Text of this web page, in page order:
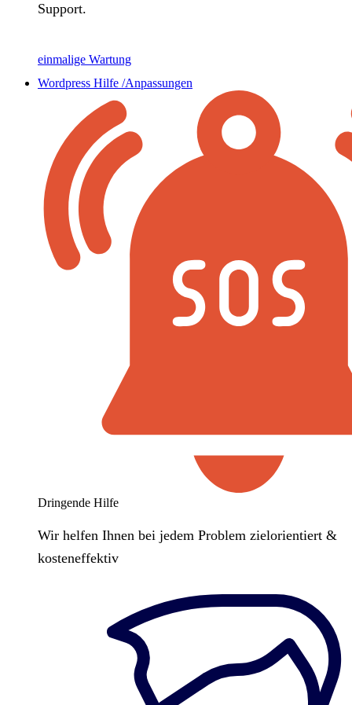
Support.
einmalige Wartung
Wordpress Hilfe /Anpassungen
Dringende Hilfe
Wir helfen Ihnen bei jedem Problem zielorientiert &
kosteneffektiv